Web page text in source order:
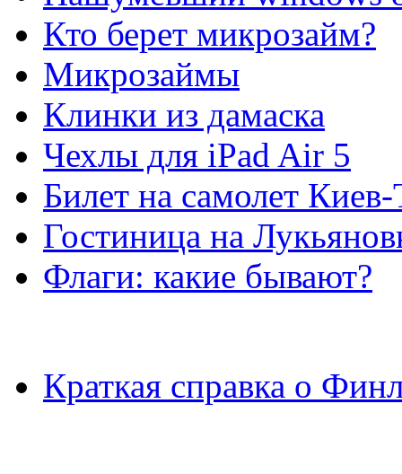
Кто берет микрозайм?
Микрозаймы
Клинки из дамаска
Чехлы для iPad Air 5
Билет на самолет
Гостиница на
Флаги: какие бывают?
Краткая справка о